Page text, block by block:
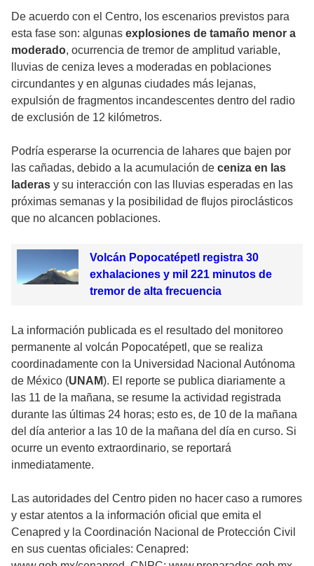
De acuerdo con el Centro, los escenarios previstos para
esta fase son: algunas explosiones de tamaño menor a
moderado, ocurrencia de tremor de amplitud variable,
lluvias de ceniza leves a moderadas en poblaciones
circundantes y en algunas ciudades más lejanas,
expulsión de fragmentos incandescentes dentro del radio
de exclusión de 12 kilómetros.
Podría esperarse la ocurrencia de lahares que bajen por
las cañadas, debido a la acumulación de ceniza en las
laderas y su interacción con las lluvias esperadas en las
próximas semanas y la posibilidad de flujos piroclásticos
que no alcancen poblaciones.
Volcán Popocatépetl registra 30
exhalaciones y mil 221 minutos de
tremor de alta frecuencia
La información publicada es el resultado del monitoreo
permanente al volcán Popocatépetl, que se realiza
coordinadamente con la Universidad Nacional Autónoma
de México (UNAM). El reporte se publica diariamente a
las 11 de la mañana, se resume la actividad registrada
durante las últimas 24 horas; esto es, de 10 de la mañana
del día anterior a las 10 de la mañana del día en curso. Si
ocurre un evento extraordinario, se reportará
inmediatamente.
Las autoridades del Centro piden no hacer caso a rumores
y estar atentos a la información oficial que emita el
Cenapred y la Coordinación Nacional de Protección Civil
en sus cuentas oficiales: Cenapred: